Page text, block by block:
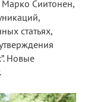
Cиитонен,
статьях,
Новые